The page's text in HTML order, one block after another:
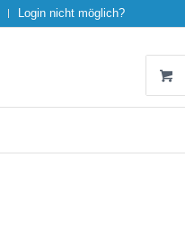
Login nicht möglich?